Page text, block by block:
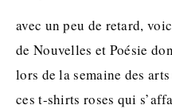
avec un peu de retard,
de Nouvelles et Poésie
lors de la semaine des
ces t-shirts roses qui